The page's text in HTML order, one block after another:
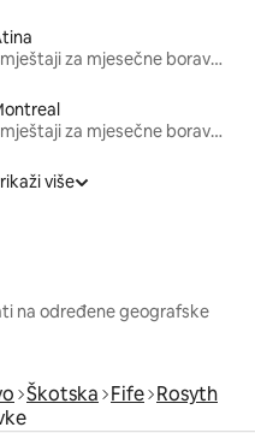
Smještaji za mjesečne boravke
Smještaji za mjesečne boravke
više
na određene geografske
Škotska Fife Rosyth